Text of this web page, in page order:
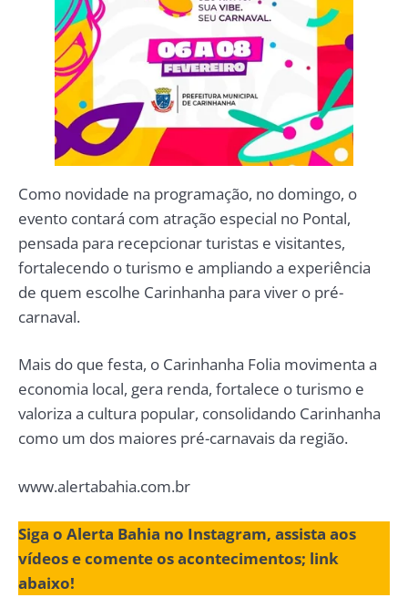
Como novidade na programação, no domingo, o
evento contará com atração especial no Pontal,
pensada para recepcionar turistas e visitantes,
fortalecendo o turismo e ampliando a experiência
de quem escolhe Carinhanha para viver o pré-
carnaval.
Mais do que festa, o Carinhanha Folia movimenta a
economia local, gera renda, fortalece o turismo e
valoriza a cultura popular, consolidando Carinhanha
como um dos maiores pré-carnavais da região.
www.alertabahia.com.br
Siga o Alerta Bahia no Instagram, assista aos
vídeos e comente os acontecimentos; link
abaixo!